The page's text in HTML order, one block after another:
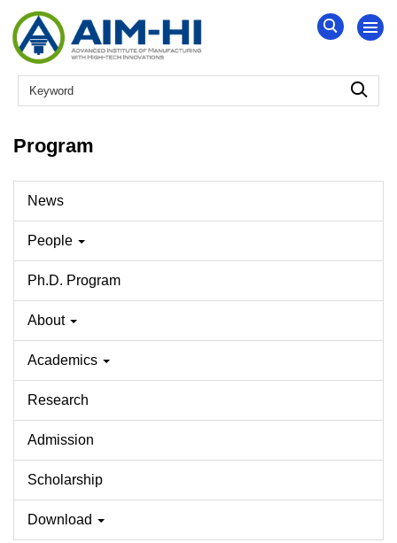
Jump
to
the
main
content
Program
News
People
Ph.D. Program
About
Academics
Research
Admission
Scholarship
Download